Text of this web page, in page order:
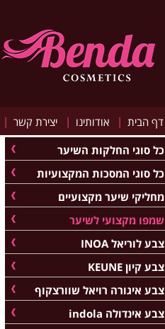
דף הבית | אודותינו | יצירת קשר |
כל סוגי החלקות השיער
כל סוגי המסכות המקצועיות
מחליקי שיער מקצועיים
שמפו מקצועי לשיער
צבע לוריאל INOA
צבע קיון KEUNE
צבע איגורה רויאל שוורצקוף
צבע אינדולה indola